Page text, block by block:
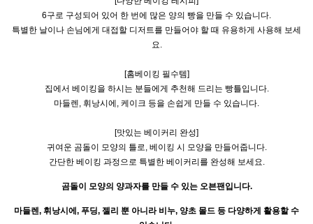
6구로 구성되어 있어 한 번에 많은 양의 빵을 만들 수 있습니다.
특별한 날이나 손님에게 대접할 디저트를 만들어야 할 때 유용하게 사용해 보세
요.
[홈베이킹 필수템]
집에서 베이킹을 하시는 분들에게 추천해 드리는 빵틀입니다.
마들렌, 휘낭시에, 케이크 등을 손쉽게 만들 수 있습니다.
[맛있는 베이커리 완성]
귀여운 곰돌이 모양의 틀로, 베이킹 시 모양을 만들어줍니다.
간단한 베이킹 과정으로 특별한 베이커리를 완성해 보세요.
곰돌이 모양의 양과자를 만들 수 있는 오븐팬입니다.
마들렌, 휘낭시에, 푸딩, 젤리 뿐 아니라 비누, 양초 몰드 등 다양하게 활용할 수